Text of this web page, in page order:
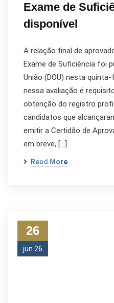
Exame de
disponível
A relação final de
Exame de Suficiência foi
União (DOU) nesta
nessa avaliação é
obtenção do registro
candidatos que
emitir a Certidão de
em breve, […]
Read More
26
jun 26